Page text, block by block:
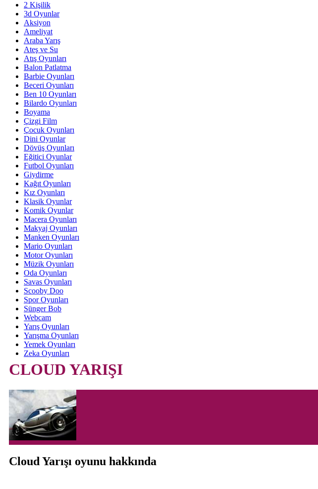
2 Kişilik
3d Oyunlar
Aksiyon
Ameliyat
Araba Yarış
Ateş ve Su
Atış Oyunları
Balon Patlatma
Barbie Oyunları
Beceri Oyunları
Ben 10 Oyunları
Bilardo Oyunları
Boyama
Çizgi Film
Çocuk Oyunları
Dini Oyunlar
Dövüş Oyunları
Eğitici Oyunlar
Futbol Oyunları
Giydirme
Kağıt Oyunları
Kız Oyunları
Klasik Oyunlar
Komik Oyunlar
Macera Oyunları
Makyaj Oyunları
Manken Oyunları
Mario Oyunları
Motor Oyunları
Müzik Oyunları
Oda Oyunları
Savas Oyunları
Scooby Doo
Spor Oyunları
Sünger Bob
Webcam
Yarış Oyunları
Yarışma Oyunları
Yemek Oyunları
Zeka Oyunları
CLOUD YARIŞI
Cloud Yarışı oyunu hakkında